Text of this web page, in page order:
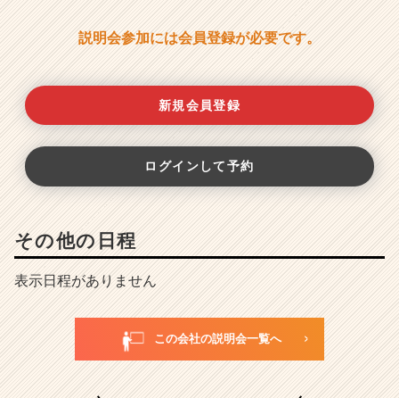
説明会参加には会員登録が必要です。
新規会員登録
ログインして予約
その他の日程
表示日程がありません
この会社の説明会一覧へ